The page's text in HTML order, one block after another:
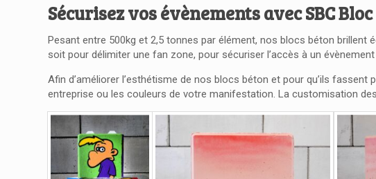
Sécurisez vos évènements avec SBC Bloc
Pesant entre 500kg et 2,5 tonnes par élément, nos blocs béton
soit pour délimiter une fan zone, pour sécuriser l’accès à un
Afin d’améliorer l’esthétisme de nos blocs béton et pour qu’ils
entreprise ou les couleurs de votre manifestation. La customisation